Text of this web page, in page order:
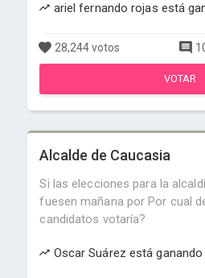
ariel fernando rojas está
28,244 votos
VOTAR
Alcalde de Caucasia
Si las elecciones para la
fuesen mañana por Por cual
candidatos votaría?
Oscar Suárez está ganando